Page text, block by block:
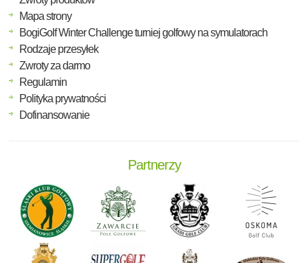
Mapa strony
BogiGolf Winter Challenge turniej golfowy na symulatorach
Rodzaje przesyłek
Zwroty za darmo
Regulamin
Polityka prywatności
Dofinansowanie
Partnerzy